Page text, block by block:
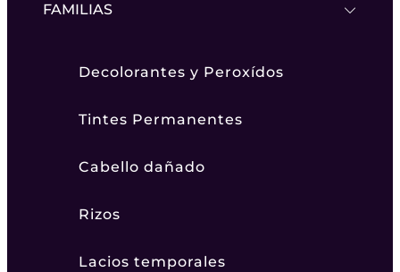
FAMILIAS
Decolorantes y Peroxídos
Tintes Permanentes
Cabello dañado
Rizos
Lacios temporales